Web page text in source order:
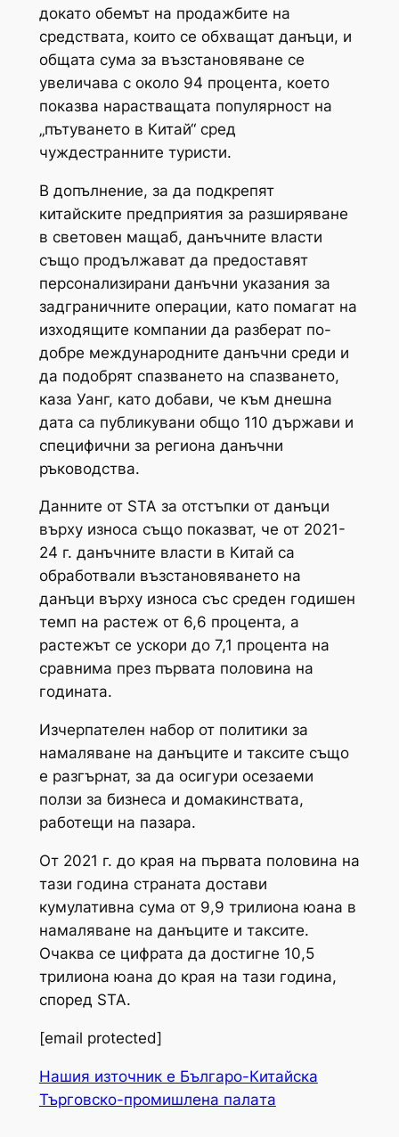
докато обемът на продажбите на
средствата, които се обхващат данъци, и
общата сума за възстановяване се
увеличава с около 94 процента, което
показва нарастващата популярност на
„пътуването в Китай“ сред
чуждестранните туристи.
В допълнение, за да подкрепят
китайските предприятия за разширяване
в световен мащаб, данъчните власти
също продължават да предоставят
персонализирани данъчни указания за
задграничните операции, като помагат на
изходящите компании да разберат по-
добре международните данъчни среди и
да подобрят спазването на спазването,
каза Уанг, като добави, че към днешна
дата са публикувани общо 110 държави и
специфични за региона данъчни
ръководства.
Данните от STA за отстъпки от данъци
върху износа също показват, че от 2021-
24 г. данъчните власти в Китай са
обработвали възстановяването на
данъци върху износа със среден годишен
темп на растеж от 6,6 процента, а
растежът се ускори до 7,1 процента на
сравнима през първата половина на
годината.
Изчерпателен набор от политики за
намаляване на данъците и таксите също
е разгърнат, за да осигури осезаеми
ползи за бизнеса и домакинствата,
работещи на пазара.
От 2021 г. до края на първата половина на
тази година страната достави
кумулативна сума от 9,9 трилиона юана в
намаляване на данъците и таксите.
Очаква се цифрата да достигне 10,5
трилиона юана до края на тази година,
според STA.
[email protected]
Нашия източник е Българо-Китайска
Търговско-промишлена палaта